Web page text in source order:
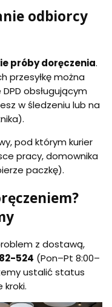
odbiorcy
próby doręczenia.
przesyłkę można
obsługującym
w śledzeniu lub na
pod którym kurier
pracy, domownika
paczkę).
z dostawą,
524 (Pon–Pt 8:00–
ustalić status
kroki.